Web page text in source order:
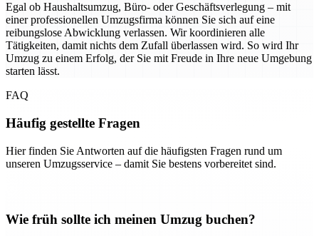
Egal ob Haushaltsumzug, Büro- oder Geschäftsverlegung – mit
einer professionellen Umzugsfirma können Sie sich auf eine
reibungslose Abwicklung verlassen. Wir koordinieren alle
Tätigkeiten, damit nichts dem Zufall überlassen wird. So wird Ihr
Umzug zu einem Erfolg, der Sie mit Freude in Ihre neue Umgebung
starten lässt.
FAQ
Häufig gestellte Fragen
Hier finden Sie Antworten auf die häufigsten Fragen rund um
unseren Umzugsservice – damit Sie bestens vorbereitet sind.
Wie früh sollte ich meinen Umzug buchen?